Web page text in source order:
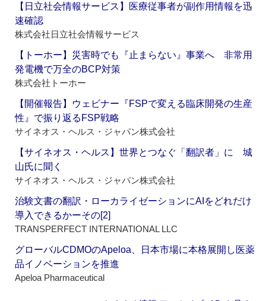
【日立社会情報サービス】医療従事者が副作用情報を迅
速確認
株式会社日立社会情報サービス
【トーホー】災害時でも『止まらない』事業へ 非常用
発電機で万全のBCP対策
株式会社トーホー
【開催報告】ウェビナー『FSPで変える臨床開発の生産
性』で振り返るFSP戦略
サイネオス・ヘルス・ジャパン株式会社
【サイネオス・ヘルス】世界とつなぐ「翻訳者」に 城
山氏に聞く
サイネオス・ヘルス・ジャパン株式会社
治験文書の翻訳・ローカライゼーションにAIをどれだけ
導入できるかーその[2]
TRANSPERFECT INTERNATIONAL LLC
グローバルCDMOのApeloa、日本市場に本格展開し医薬
品イノベーションを推進
Apeloa Pharmaceutical